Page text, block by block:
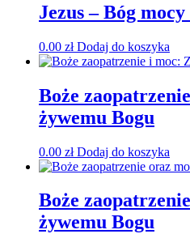
Jezus – Bóg mocy
0.00 zł Dodaj do koszyka
Boże
żywemu Bogu
0.00 zł Dodaj do koszyka
Boże
żywemu Bogu